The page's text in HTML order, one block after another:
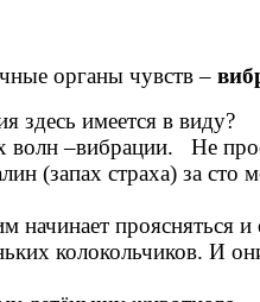
органы чувств–
здесь имеется в виду?
волн–вибрации. Не
(запах страха) за
проясняться
колокольчиков. И